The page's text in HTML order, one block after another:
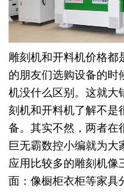
雕刻机和开料机价格都
的朋友们选购设备的时
机没什么区别。这就大
刻机和开料机了解不是
备。其实不然，两者在
巨无霸数控小编就为大
应用比较多的雕刻机像
面：像橱柜衣柜等家具